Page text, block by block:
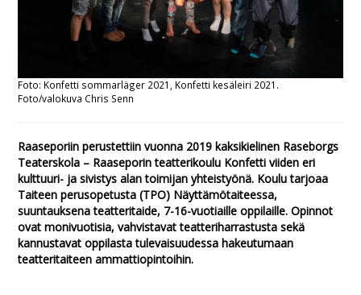
Foto: Konfetti sommarläger 2021, Konfetti kesäleiri 2021.
Foto/valokuva Chris Senn
Raaseporiin perustettiin vuonna 2019 kaksikielinen Raseborgs
Teaterskola – Raaseporin teatterikoulu Konfetti viiden eri
kulttuuri- ja sivistys alan toimijan yhteistyönä. Koulu tarjoaa
Taiteen perusopetusta (TPO) Näyttämötaiteessa,
suuntauksena teatteritaide, 7-16-vuotiaille oppilaille. Opinnot
ovat monivuotisia, vahvistavat teatteriharrastusta sekä
kannustavat oppilasta tulevaisuudessa hakeutumaan
teatteritaiteen ammattiopintoihin.